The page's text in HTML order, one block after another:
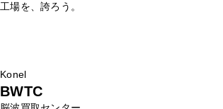
工場を、誇ろう。
Konel
BWTC